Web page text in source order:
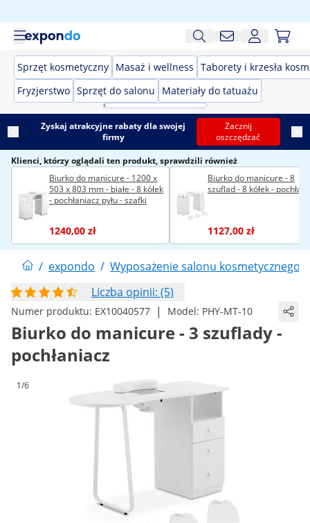
Sprzęt kosmetyczny Masaż i wellness Taborety i krzesła
Fryzjerstwo Sprzęt do salonu Materiały do tatuażu
Zyskaj atrakcyjne rabaty dla swojej
firmy
Zacznij
oszczędzać
Klienci, którzy oglądali ten produkt, sprawdzili również
Biurko do manicure - 1200 x
503 x 803 mm - białe - 8 kółek
- pochłaniacz pyłu - szafki
1240,00 zł
Biurko do manicure - 8
szuflad - 8 kółek -
1127,00 zł
/ expondo / Wyposażenie salonu kosmetycznego
Liczba opinii: (5)
Numer produktu: EX10040577 | Model: PHY-MT-10
Biurko do manicure - 3 szuflady -
pochłaniacz
1/6